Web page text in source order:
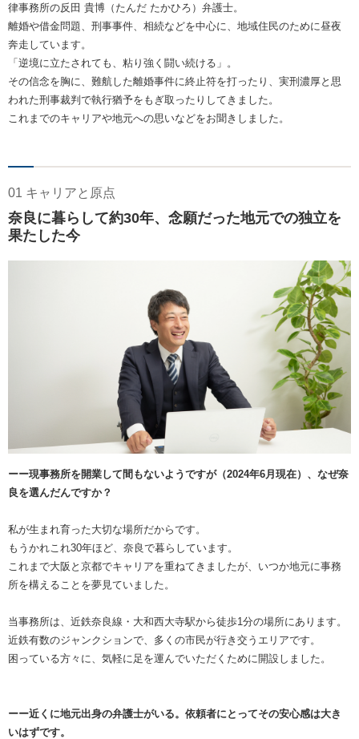
律事務所の反田 貴博（たんだ たかひろ）弁護士。
離婚や借金問題、刑事事件、相続などを中心に、地域住民のために昼夜
奔走しています。
「逆境に立たされても、粘り強く闘い続ける」。
その信念を胸に、難航した離婚事件に終止符を打ったり、実刑濃厚と思
われた刑事裁判で執行猶予をもぎ取ったりしてきました。
これまでのキャリアや地元への思いなどをお聞きしました。
01 キャリアと原点
奈良に暮らして約30年、念願だった地元での独立を
果たした今
ーー現事務所を開業して間もないようですが（2024年6月現在）、なぜ奈
良を選んだんですか？
私が生まれ育った大切な場所だからです。
もうかれこれ30年ほど、奈良で暮らしています。
これまで大阪と京都でキャリアを重ねてきましたが、いつか地元に事務
所を構えることを夢見ていました。
当事務所は、近鉄奈良線・大和西大寺駅から徒歩1分の場所にあります。
近鉄有数のジャンクションで、多くの市民が行き交うエリアです。
困っている方々に、気軽に足を運んでいただくために開設しました。
ーー近くに地元出身の弁護士がいる。依頼者にとってその安心感は大き
いはずです。